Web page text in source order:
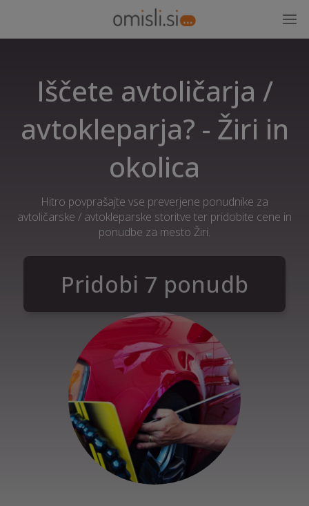
Iščete avtoličarja /
avtokleparja? - Žiri in
okolica
Hitro povprašajte vse preverjene ponudnike za
avtoličarske / avtokleparske storitve ter pridobite cene in
ponudbe za mesto Žiri.
Pridobi 7 ponudb